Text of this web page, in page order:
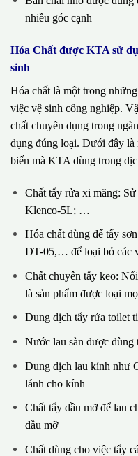
nhiều góc cạnh
Hóa Chất được KTA sử
sinh
Hóa chất là một trong
việc vệ sinh công nghiệp.
chất chuyên dụng trong
dụng đúng loại. Dưới đây là
biến mà KTA dùng trong
Chất tẩy rửa xi măng:
Klenco-5L; …
Hóa chất dùng để tẩy
DT-05,… để loại bỏ các
Chất chuyên tẩy keo:
là sản phẩm được loại
Dung dịch tẩy rửa toilet
Nước lau sàn được dùng
Dung dịch lau kính như
lánh cho kính
Chất tẩy dầu mỡ để lau
dầu mỡ
Chất dùng cho việc tẩy